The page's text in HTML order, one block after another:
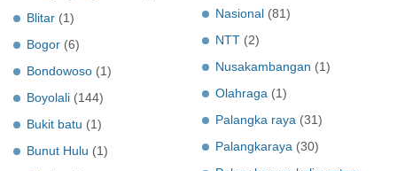
Blitar (1)
Bogor (6)
Bondowoso (1)
Boyolali (144)
Bukit batu (1)
Bunut Hulu (1)
Nasional (81)
NTT (2)
Nusakambangan (1)
Olahraga (1)
Palangka raya (31)
Palangkaraya (30)